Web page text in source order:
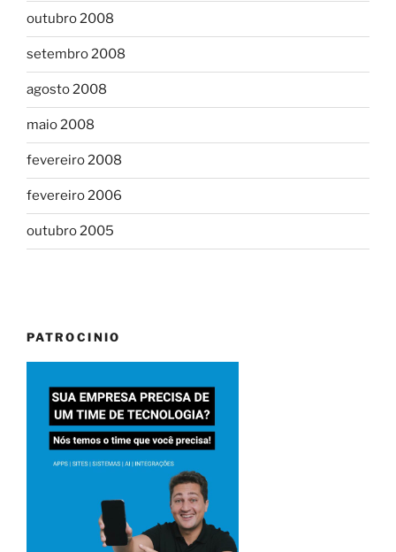
outubro 2008
setembro 2008
agosto 2008
maio 2008
fevereiro 2008
fevereiro 2006
outubro 2005
PATROCINIO